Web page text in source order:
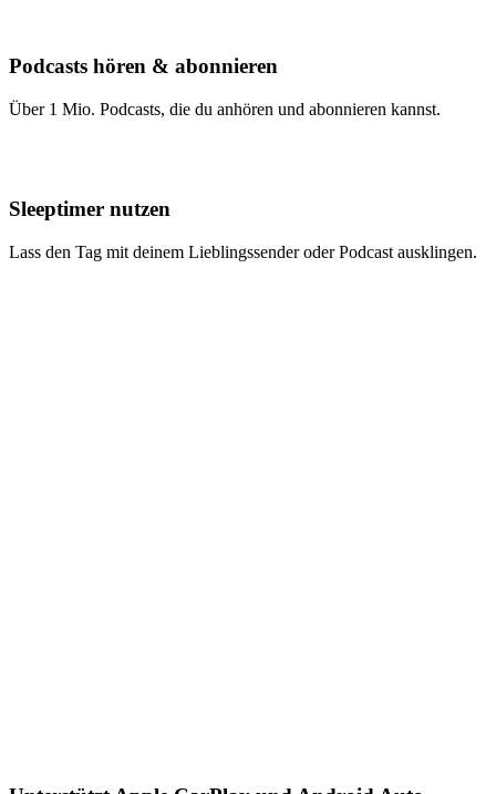
Podcasts hören & abonnieren
Über 1 Mio. Podcasts, die du anhören und abonnieren kannst.
Sleeptimer nutzen
Lass den Tag mit deinem Lieblingssender oder Podcast ausklingen.